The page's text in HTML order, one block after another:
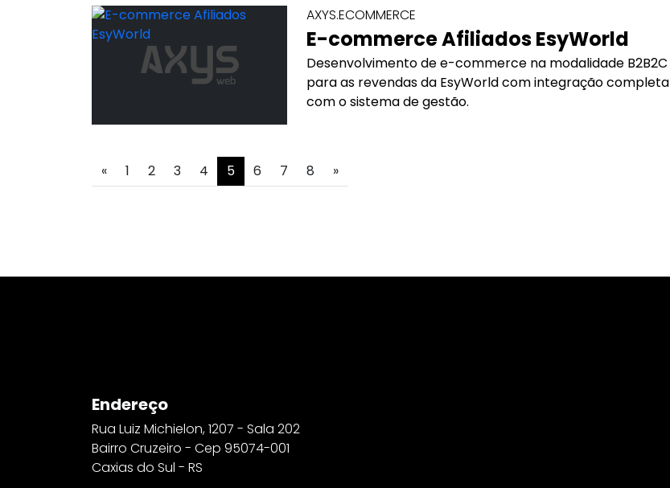
AXYS.ECOMMERCE
E-commerce Afiliados EsyWorld
Desenvolvimento de e-commerce na modalidade B2B2C
para as revendas da EsyWorld com integração completa
com o sistema de gestão.
« 1 2 3 4 5 6 7 8 »
Endereço
Rua Luiz Michielon, 1207 - Sala 202
Bairro Cruzeiro - Cep 95074-001
Caxias do Sul - RS